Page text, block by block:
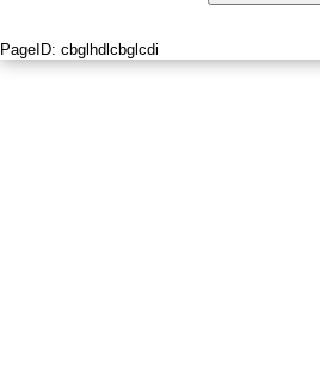
PageID: cbglhdlcbglcdi